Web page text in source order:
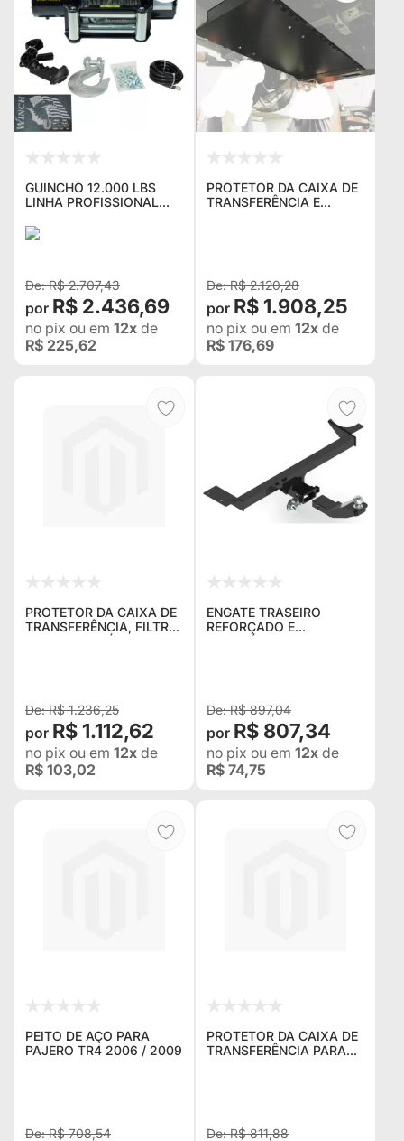
GUINCHO 12.000 LBS
LINHA PROFISSIONAL
PEÇA ÚNICA
R$ 2.707,43
R$ 2.436,69
no pix ou em 12x de
R$ 225,62
PROTETOR DA CAIXA DE
TRANSFERÊNCIA E
R$ 2.120,28
R$ 1.908,25
no pix ou em 12x de
R$ 176,69
PROTETOR DA CAIXA DE
TRANSFERÊNCIA, FILTRO
DE COMBUSTÍVEL E
R$ 1.236,25
R$ 1.112,62
no pix ou em 12x de
R$ 103,02
ENGATE TRASEIRO
REFORÇADO E
REMOVÍVEL FORTAÇO
R$ 897,04
R$ 807,34
no pix ou em 12x de
R$ 74,75
PEITO DE AÇO PARA
PAJERO TR4 2006 / 2009
R$ 708,54
PROTETOR DA CAIXA DE
TRANSFERÊNCIA PARA
R$ 811,88